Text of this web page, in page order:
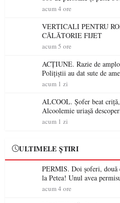
acum 4 ore
VERTICALI PENTRU
CĂLĂTORIE FIJET
acum 5 ore
ACȚIUNE. Razie de
Polițiștii au dat sute de
permis într-o singură zi
acum 1 zi
ALCOOL. Șofer beat
Alcoolemie uriașă
acum 1 zi
ULTIMELE ȘTIRI
PERMIS. Doi șoferi, două
la Petea! Unul avea
niciodată permis
acum 4 ore